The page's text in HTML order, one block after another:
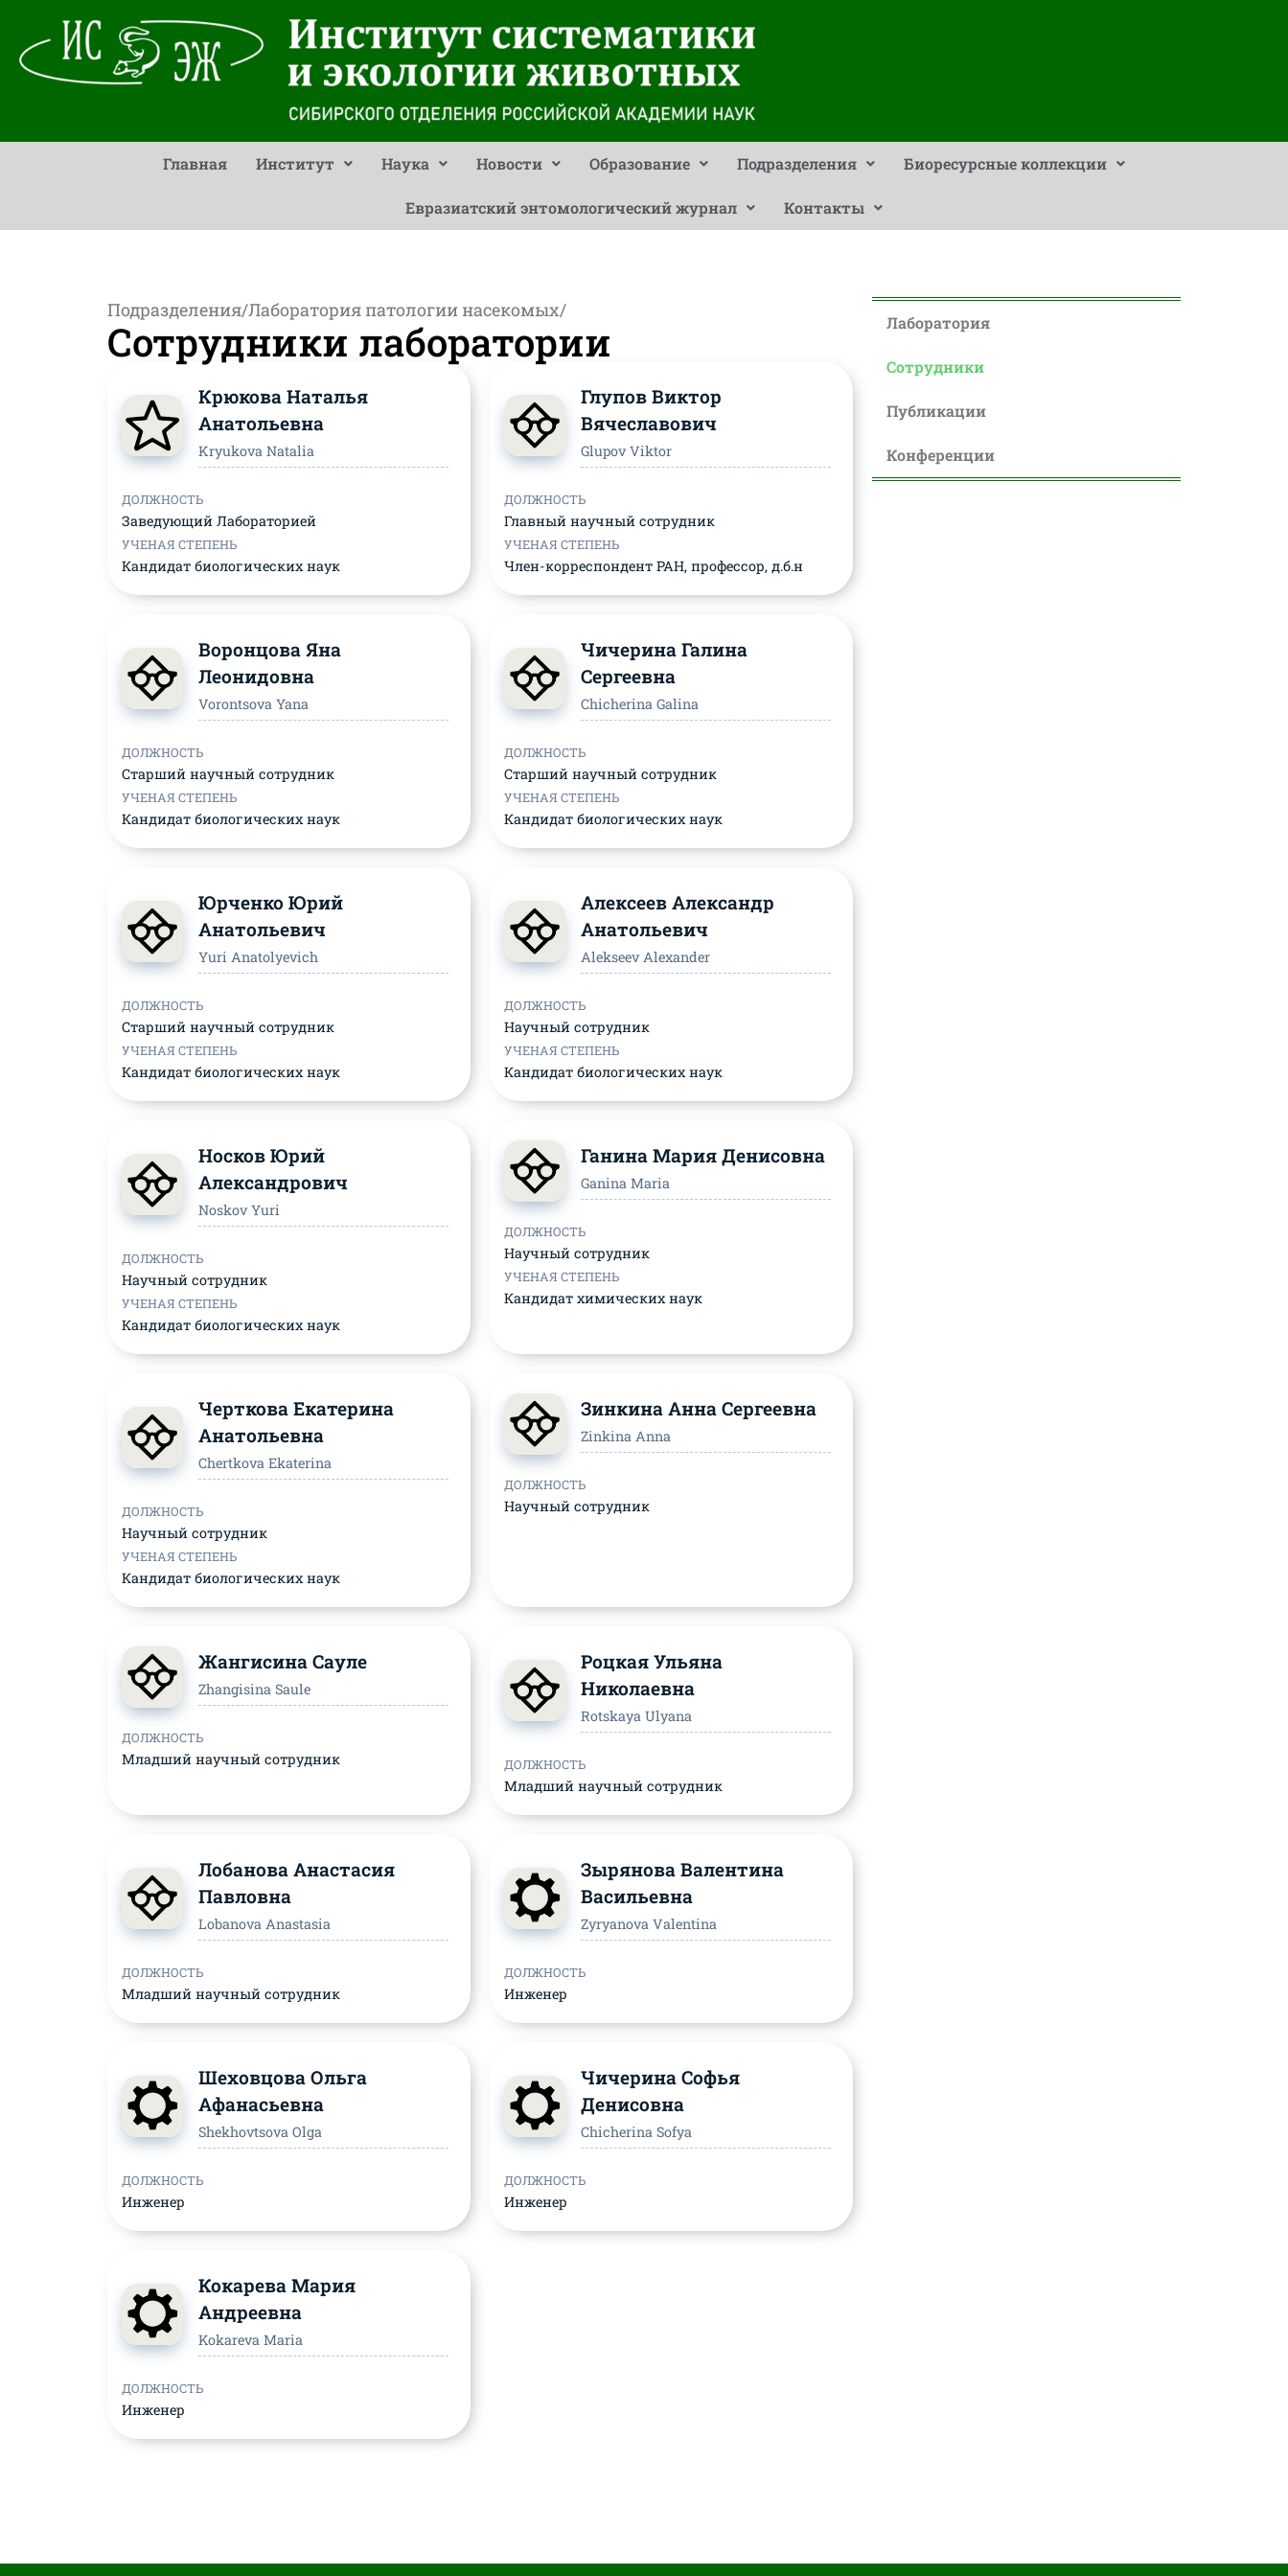
Главная Институт Наука Новости Образование Подразделения Биоресурсные коллекции
Евразиатский энтомологический журнал Контакты
Подразделения/Лаборатория патологии насекомых/
Сотрудники лаборатории
Крюкова Наталья
Анатольевна
Kryukova Natalia
ДОЛЖНОСТЬ
Заведующий Лабораторией
УЧЕНАЯ СТЕПЕНЬ
Кандидат биологических наук
Глупов Виктор
Вячеславович
Glupov Viktor
ДОЛЖНОСТЬ
Главный научный сотрудник
УЧЕНАЯ СТЕПЕНЬ
Член-корреспондент РАН, профессор, д.б.н
Воронцова Яна
Леонидовна
Vorontsova Yana
ДОЛЖНОСТЬ
Старший научный сотрудник
УЧЕНАЯ СТЕПЕНЬ
Кандидат биологических наук
Чичерина Галина
Сергеевна
Chicherina Galina
ДОЛЖНОСТЬ
Старший научный сотрудник
УЧЕНАЯ СТЕПЕНЬ
Кандидат биологических наук
Юрченко Юрий
Анатольевич
Yuri Anatolyevich
ДОЛЖНОСТЬ
Старший научный сотрудник
УЧЕНАЯ СТЕПЕНЬ
Кандидат биологических наук
Алексеев Александр
Анатольевич
Alekseev Alexander
ДОЛЖНОСТЬ
Научный сотрудник
УЧЕНАЯ СТЕПЕНЬ
Кандидат биологических наук
Носков Юрий
Александрович
Noskov Yuri
ДОЛЖНОСТЬ
Научный сотрудник
УЧЕНАЯ СТЕПЕНЬ
Кандидат биологических наук
Ганина Мария Денисовна
Ganina Maria
ДОЛЖНОСТЬ
Научный сотрудник
УЧЕНАЯ СТЕПЕНЬ
Кандидат химических наук
Черткова Екатерина
Анатольевна
Chertkova Ekaterina
ДОЛЖНОСТЬ
Научный сотрудник
УЧЕНАЯ СТЕПЕНЬ
Кандидат биологических наук
Зинкина Анна Сергеевна
Zinkina Anna
ДОЛЖНОСТЬ
Научный сотрудник
Жангисина Сауле
Zhangisina Saule
ДОЛЖНОСТЬ
Младший научный сотрудник
Роцкая Ульяна
Николаевна
Rotskaya Ulyana
ДОЛЖНОСТЬ
Младший научный сотрудник
Лобанова Анастасия
Павловна
Lobanova Anastasia
ДОЛЖНОСТЬ
Младший научный сотрудник
Зырянова Валентина
Васильевна
Zyryanova Valentina
ДОЛЖНОСТЬ
Инженер
Шеховцова Ольга
Афанасьевна
Shekhovtsova Olga
ДОЛЖНОСТЬ
Инженер
Чичерина Софья
Денисовна
Chicherina Sofya
ДОЛЖНОСТЬ
Инженер
Кокарева Мария
Андреевна
Kokareva Maria
ДОЛЖНОСТЬ
Инженер
Лаборатория
Сотрудники
Публикации
Конференции